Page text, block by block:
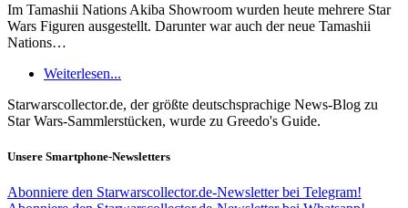
Im Tamashii Nations Akiba Showroom wurden heute mehrere Star
Wars Figuren ausgestellt. Darunter war auch der neue Tamashii
Nations…
Weiterlesen...
Starwarscollector.de, der größte deutschsprachige News-Blog zu
Star Wars-Sammlerstücken, wurde zu Greedo's Guide.
Unsere Smartphone-Newsletters
Abonniere den Starwarscollector.de-Newsletter bei Telegram!